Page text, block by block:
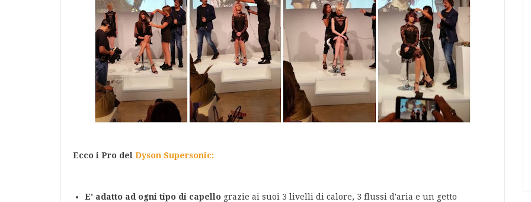
Ecco i Pro del Dyson Supersonic:
E' adatto ad ogni tipo di capello grazie ai suoi 3 livelli di calore, 3 flussi d'aria e un getto